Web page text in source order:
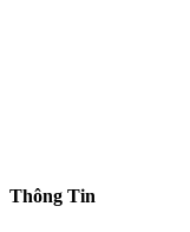
Thông Tin